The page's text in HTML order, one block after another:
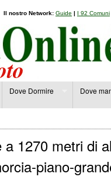
Il nostro Network: Guide | I 92 Comuni
Dove Dormire Dove
1270 metri di
piano-